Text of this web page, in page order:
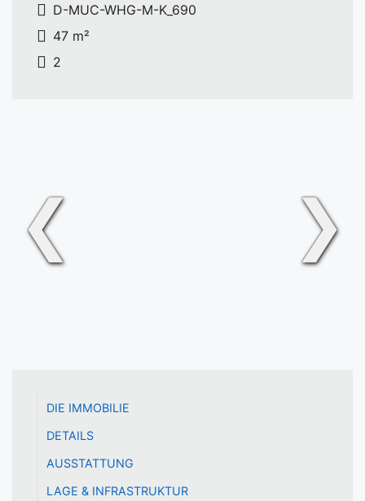
D-MUC-WHG-M-K_690
47 m²
2
❮ ❯
DIE IMMOBILIE
DETAILS
AUSSTATTUNG
LAGE & INFRASTRUKTUR